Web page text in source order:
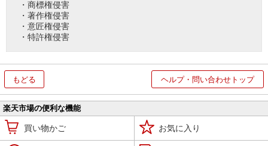
・商標権侵害
・著作権侵害
・意匠権侵害
・特許権侵害
もどる ヘルプ・問い合わせトップ
楽天市場の便利な機能
買い物かご お気に入り